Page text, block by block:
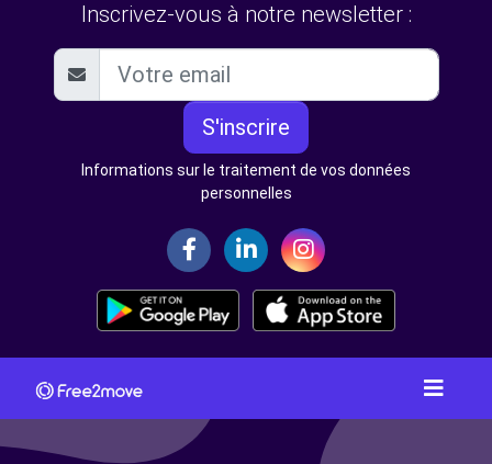
Inscrivez-vous à notre newsletter :
S'inscrire
Informations sur le traitement de vos données
personnelles